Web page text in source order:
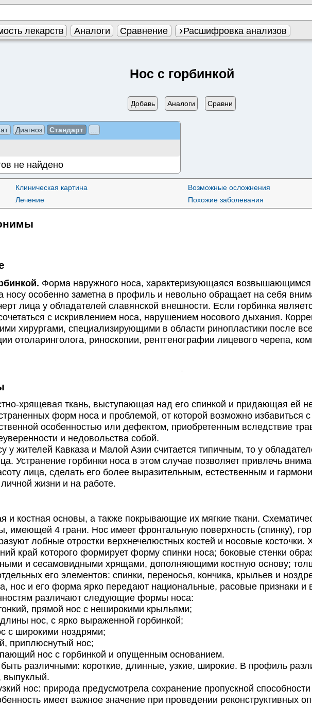
лекарств Аналоги Сравнение Расшифровка анализов
Нос с горбинкой
Добавь Аналоги Сравни
Диагноз Стандарт
не найдено
Клиническая картина
Лечение
Возможные осложнения
Похожие заболевания
Форма наружного носа, характеризующаяся
носу особенно заметна в профиль и невольно обращает на себя
лица у обладателей славянской внешности. Если горбинка
с искривлением носа, нарушением носового дыхания.
хирургами, специализирующими в области ринопластики после
отоларинголога, риноскопии, рентгенографии лицевого черепа,
хрящевая ткань, выступающая над его спинкой и придающая ей
форм носа и проблемой, от которой возможно избавиться
особенностью или дефектом, приобретенным вследствие
и недовольства собой.
у жителей Кавказа и Малой Азии считается типичным, то у
Устранение горбинки носа в этом случае позволяет привлечь
лица, сделать его более выразительным, естественным и
жизни и на работе.
костная основы, а также покрывающие их мягкие ткани.
имеющей 4 грани. Нос имеет фронтальную поверхность (спинку),
лобные отростки верхнечелюстных костей и носовые косточки.
край которого формирует форму спинки носа; боковые стенки
и сесамовидными хрящами, дополняющими костную основу;
его элементов: спинки, переносья, кончика, крыльев и
нос и его форма ярко передают национальные, расовые признаки
различают следующие формы носа:
прямой нос с неширокими крыльями;
нос, с ярко выраженной горбинкой;
с широкими ноздрями;
приплюснутый нос;
нос с горбинкой и опущенным основанием.
различными: короткие, длинные, узкие, широкие. В профиль
выпуклый.
нос: природа предусмотрела сохранение пропускной
имеет важное значение при проведении реконструктивных